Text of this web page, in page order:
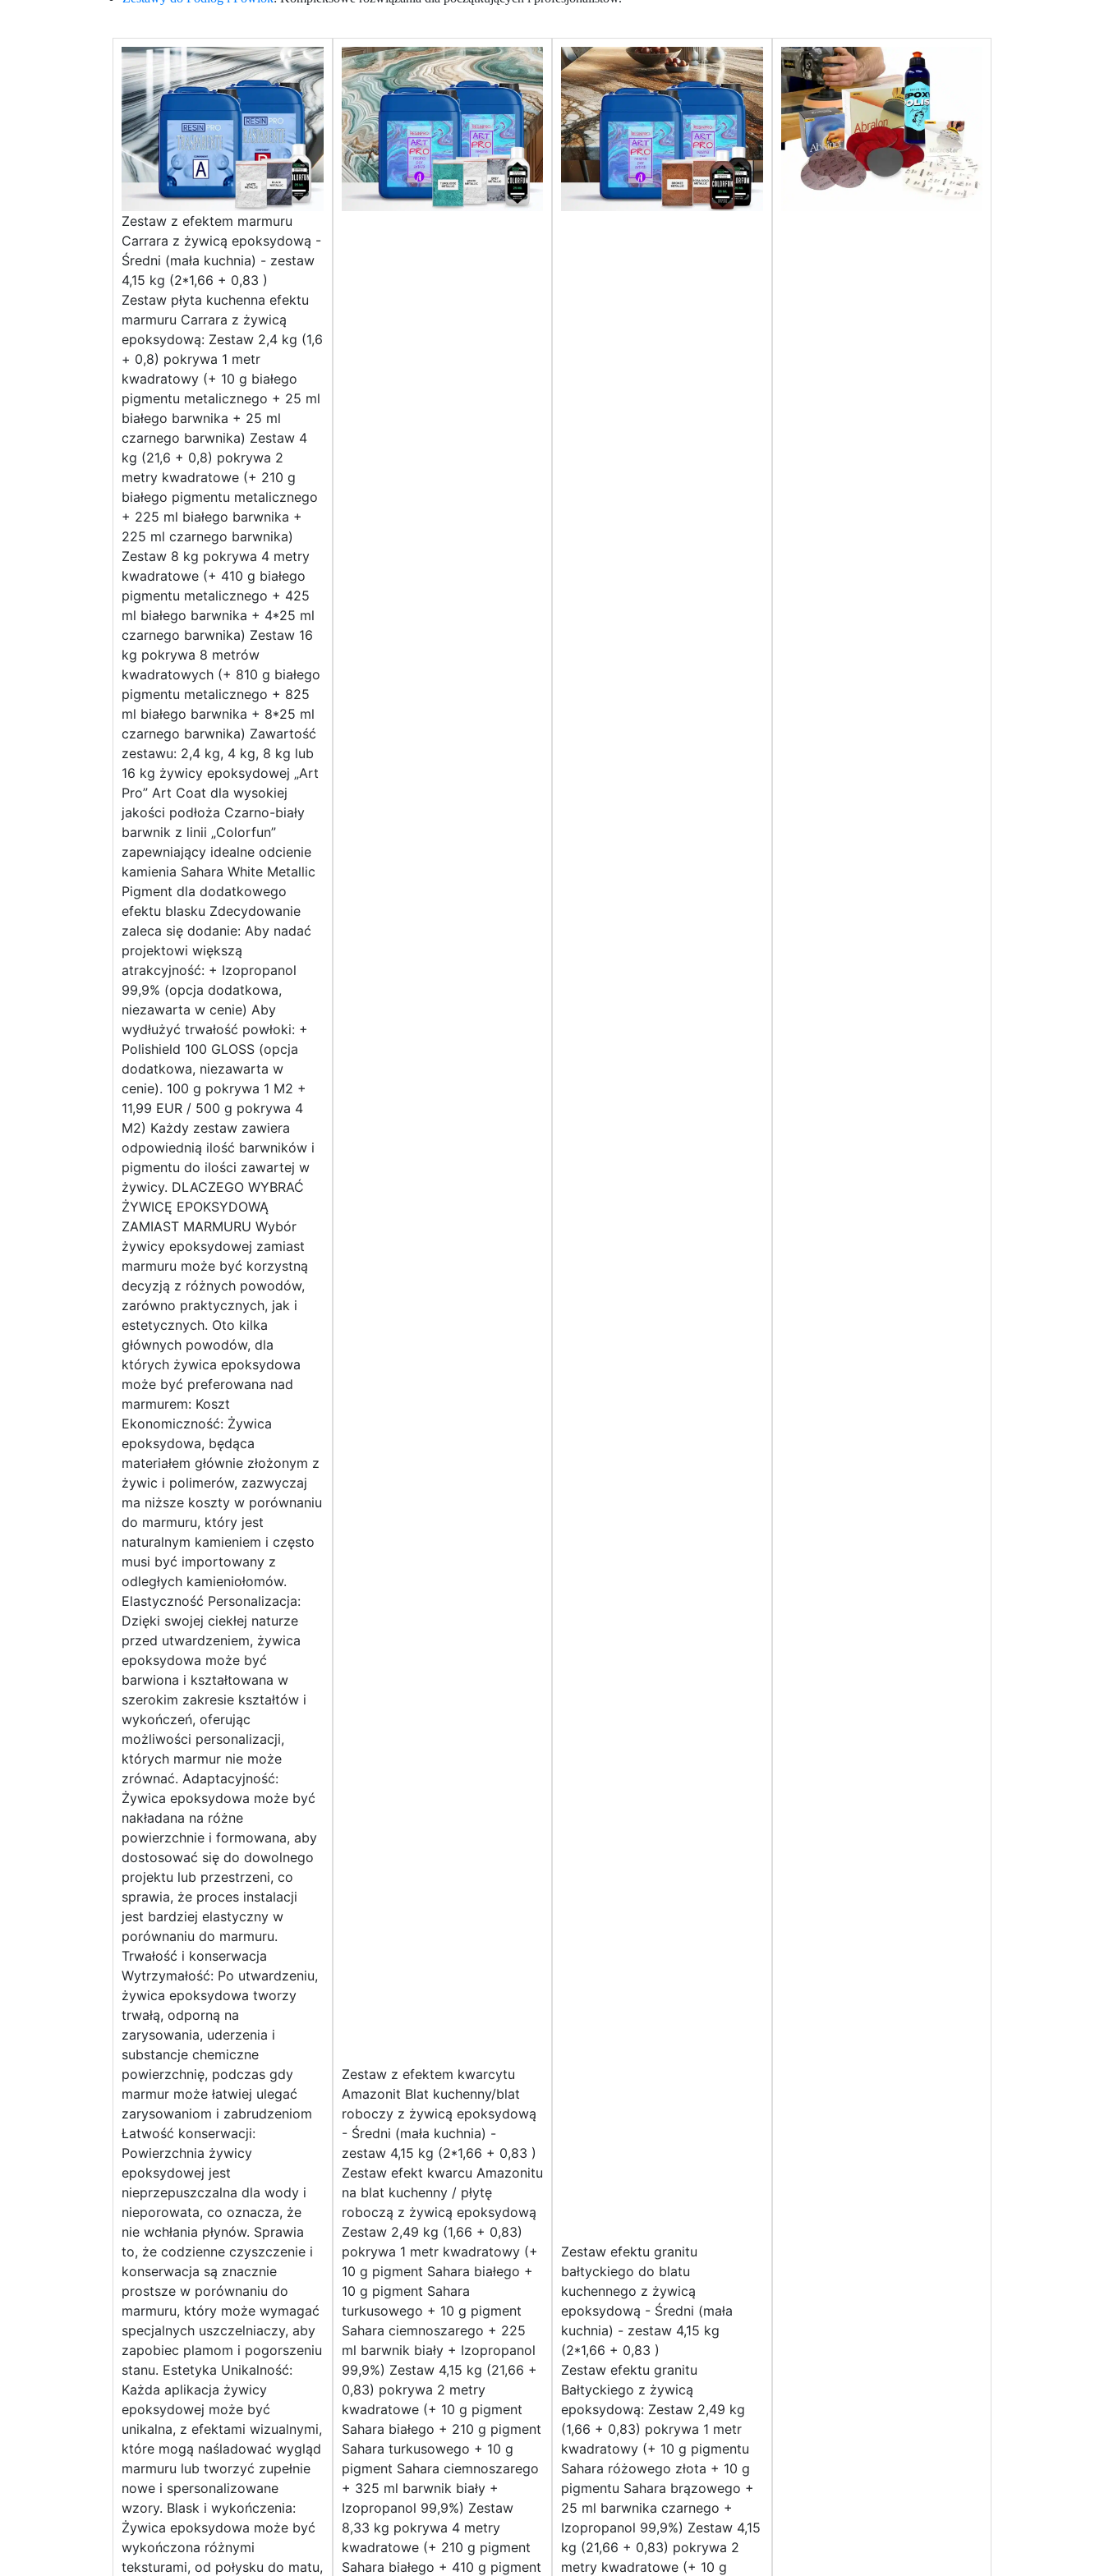
Zestaw z efektem marmuru
Carrara z żywicą epoksydową -
Średni (mała kuchnia) - zestaw
4,15 kg (2*1,66 + 0,83 )
Zestaw płyta kuchenna efektu
marmuru Carrara z żywicą
epoksydową: Zestaw 2,4 kg (1,6
+ 0,8) pokrywa 1 metr
kwadratowy (+ 10 g białego
pigmentu metalicznego + 25 ml
białego barwnika + 25 ml
czarnego barwnika) Zestaw 4
kg (21,6 + 0,8) pokrywa 2
metry kwadratowe (+ 210 g
białego pigmentu metalicznego
+ 225 ml białego barwnika +
225 ml czarnego barwnika)
Zestaw 8 kg pokrywa 4 metry
kwadratowe (+ 410 g białego
pigmentu metalicznego + 425
ml białego barwnika + 4*25 ml
czarnego barwnika) Zestaw 16
kg pokrywa 8 metrów
kwadratowych (+ 810 g białego
pigmentu metalicznego + 825
ml białego barwnika + 8*25 ml
czarnego barwnika) Zawartość
zestawu: 2,4 kg, 4 kg, 8 kg lub
16 kg żywicy epoksydowej „Art
Pro” Art Coat dla wysokiej
jakości podłoża Czarno-biały
barwnik z linii „Colorfun”
zapewniający idealne odcienie
kamienia Sahara White Metallic
Pigment dla dodatkowego
efektu blasku Zdecydowanie
zaleca się dodanie: Aby nadać
projektowi większą
atrakcyjność: + Izopropanol
99,9% (opcja dodatkowa,
niezawarta w cenie) Aby
wydłużyć trwałość powłoki: +
Polishield 100 GLOSS (opcja
dodatkowa, niezawarta w
cenie). 100 g pokrywa 1 M2 +
11,99 EUR / 500 g pokrywa 4
M2) Każdy zestaw zawiera
odpowiednią ilość barwników i
pigmentu do ilości zawartej w
żywicy. DLACZEGO WYBRAĆ
ŻYWICĘ EPOKSYDOWĄ
ZAMIAST MARMURU Wybór
żywicy epoksydowej zamiast
marmuru może być korzystną
decyzją z różnych powodów,
zarówno praktycznych, jak i
estetycznych. Oto kilka
głównych powodów, dla
których żywica epoksydowa
może być preferowana nad
marmurem: Koszt
Ekonomiczność: Żywica
epoksydowa, będąca
materiałem głównie złożonym z
żywic i polimerów, zazwyczaj
ma niższe koszty w porównaniu
do marmuru, który jest
naturalnym kamieniem i często
musi być importowany z
odległych kamieniołomów.
Elastyczność Personalizacja:
Dzięki swojej ciekłej naturze
przed utwardzeniem, żywica
epoksydowa może być
barwiona i kształtowana w
szerokim zakresie kształtów i
wykończeń, oferując
możliwości personalizacji,
których marmur nie może
zrównać. Adaptacyjność:
Żywica epoksydowa może być
nakładana na różne
powierzchnie i formowana, aby
dostosować się do dowolnego
projektu lub przestrzeni, co
sprawia, że proces instalacji
jest bardziej elastyczny w
porównaniu do marmuru.
Trwałość i konserwacja
Wytrzymałość: Po utwardzeniu,
żywica epoksydowa tworzy
trwałą, odporną na
zarysowania, uderzenia i
substancje chemiczne
powierzchnię, podczas gdy
marmur może łatwiej ulegać
zarysowaniom i zabrudzeniom
Łatwość konserwacji:
Powierzchnia żywicy
epoksydowej jest
nieprzepuszczalna dla wody i
nieporowata, co oznacza, że
nie wchłania płynów. Sprawia
to, że codzienne czyszczenie i
konserwacja są znacznie
prostsze w porównaniu do
marmuru, który może wymagać
specjalnych uszczelniaczy, aby
zapobiec plamom i pogorszeniu
stanu. Estetyka Unikalność:
Każda aplikacja żywicy
epoksydowej może być
unikalna, z efektami wizualnymi,
które mogą naśladować wygląd
marmuru lub tworzyć zupełnie
nowe i spersonalizowane
wzory. Blask i wykończenia:
Żywica epoksydowa może być
wykończona różnymi
teksturami, od połysku do matu,
Zestaw z efektem kwarcytu
Amazonit Blat kuchenny/blat
roboczy z żywicą epoksydową
- Średni (mała kuchnia) -
zestaw 4,15 kg (2*1,66 + 0,83 )
Zestaw efekt kwarcu Amazonitu
na blat kuchenny / płytę
roboczą z żywicą epoksydową
Zestaw 2,49 kg (1,66 + 0,83)
pokrywa 1 metr kwadratowy (+
10 g pigment Sahara białego +
10 g pigment Sahara
turkusowego + 10 g pigment
Sahara ciemnoszarego + 225
ml barwnik biały + Izopropanol
99,9%) Zestaw 4,15 kg (21,66 +
0,83) pokrywa 2 metry
kwadratowe (+ 10 g pigment
Sahara białego + 210 g pigment
Sahara turkusowego + 10 g
pigment Sahara ciemnoszarego
+ 325 ml barwnik biały +
Izopropanol 99,9%) Zestaw
8,33 kg pokrywa 4 metry
kwadratowe (+ 210 g pigment
Sahara białego + 410 g pigment
Zestaw efektu granitu
bałtyckiego do blatu
kuchennego z żywicą
epoksydową - Średni (mała
kuchnia) - zestaw 4,15 kg
(2*1,66 + 0,83 )
Zestaw efektu granitu
Bałtyckiego z żywicą
epoksydową: Zestaw 2,49 kg
(1,66 + 0,83) pokrywa 1 metr
kwadratowy (+ 10 g pigmentu
Sahara różowego złota + 10 g
pigmentu Sahara brązowego +
25 ml barwnika czarnego +
Izopropanol 99,9%) Zestaw 4,15
kg (21,66 + 0,83) pokrywa 2
metry kwadratowe (+ 10 g